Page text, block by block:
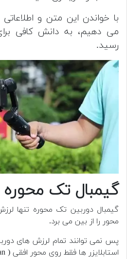
با خواندن این متن و اطلاعاتی
می دهیم، به دانش کافی
رسید.
گیمبال تک
گیمبال دوربین تک محوره تنها
محور را از بین می برد.
پس نمی توانند تمام لرزش های
استابلایزر ها فقط روی محور افقی ( Pan ) کارایی دارند.